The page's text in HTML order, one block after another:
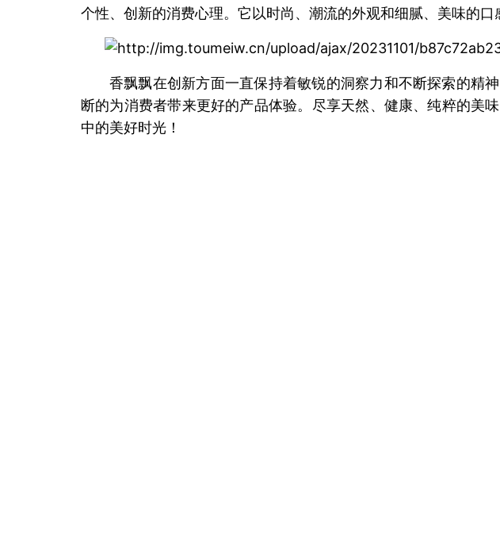
个性、创新的消费心理。它以时尚、潮流的外观和细腻、美味的口
香飘飘在创新方面一直保持着敏锐的洞察力和不断探索的精
断的为消费者带来更好的产品体验。尽享天然、健康、纯粹的美
中的美好时光！